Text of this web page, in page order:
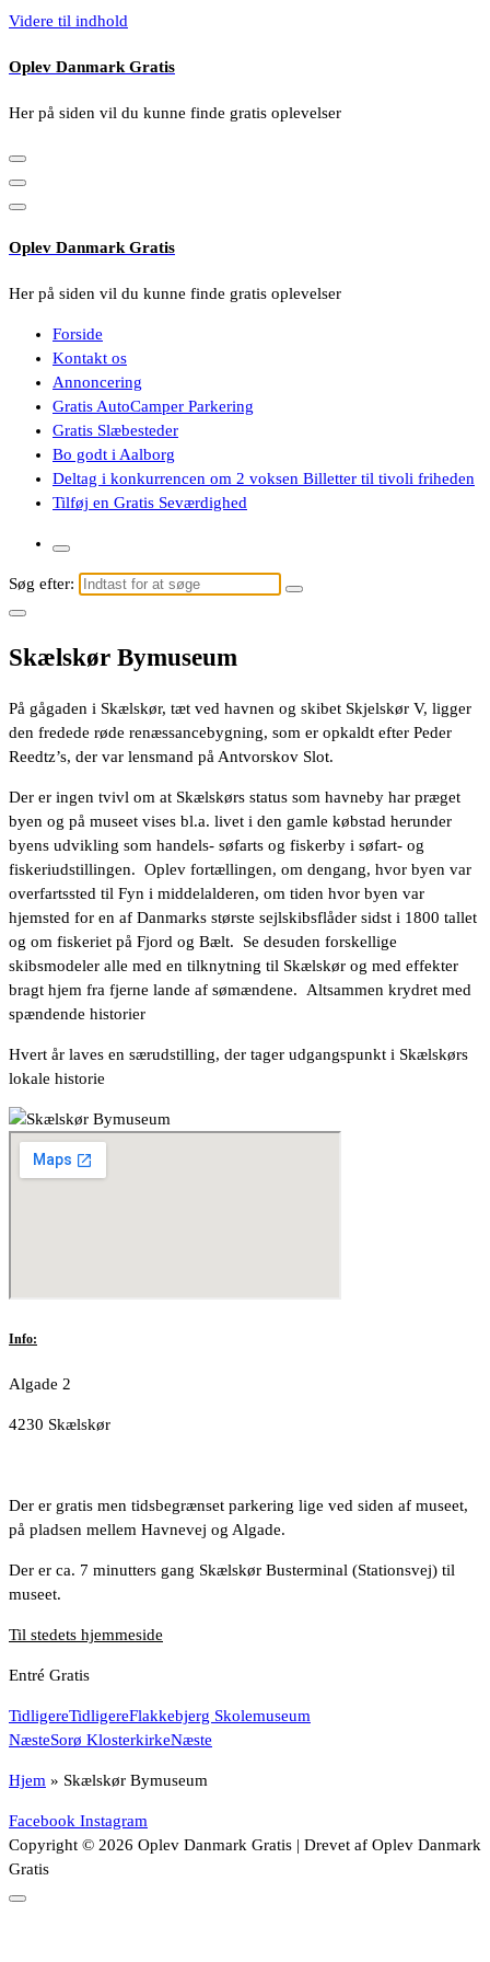
Videre til indhold
Oplev Danmark Gratis
Her på siden vil du kunne finde gratis oplevelser
Oplev Danmark Gratis
Her på siden vil du kunne finde gratis oplevelser
Forside
Kontakt os
Annoncering
Gratis AutoCamper Parkering
Gratis Slæbesteder
Bo godt i Aalborg
Deltag i konkurrencen om 2 voksen Billetter til tivoli friheden
Tilføj en Gratis Seværdighed
Søg efter:
Skælskør Bymuseum
På gågaden i Skælskør, tæt ved havnen og skibet Skjelskør V, ligger
den fredede røde renæssancebygning, som er opkaldt efter Peder
Reedtz’s, der var lensmand på Antvorskov Slot.
Der er ingen tvivl om at Skælskørs status som havneby har præget
byen og på museet vises bl.a. livet i den gamle købstad herunder
byens udvikling som handels- søfarts og fiskerby i søfart- og
fiskeriudstillingen. Oplev fortællingen, om dengang, hvor byen var
overfartssted til Fyn i middelalderen, om tiden hvor byen var
hjemsted for en af Danmarks største sejlskibsflåder sidst i 1800 tallet
og om fiskeriet på Fjord og Bælt. Se desuden forskellige
skibsmodeler alle med en tilknytning til Skælskør og med effekter
bragt hjem fra fjerne lande af sømændene. Altsammen krydret med
spændende historier
Hvert år laves en særudstilling, der tager udgangspunkt i Skælskørs
lokale historie
Info:
Algade 2
4230 Skælskør
Der er gratis men tidsbegrænset parkering lige ved siden af museet,
på pladsen mellem Havnevej og Algade.
Der er ca. 7 minutters gang Skælskør Busterminal (Stationsvej) til
museet.
Til stedets hjemmeside
Entré Gratis
TidligereTidligereFlakkebjerg Skolemuseum
NæsteSorø KlosterkirkeNæste
Hjem » Skælskør Bymuseum
Facebook Instagram
Copyright © 2026 Oplev Danmark Gratis | Drevet af Oplev Danmark
Gratis